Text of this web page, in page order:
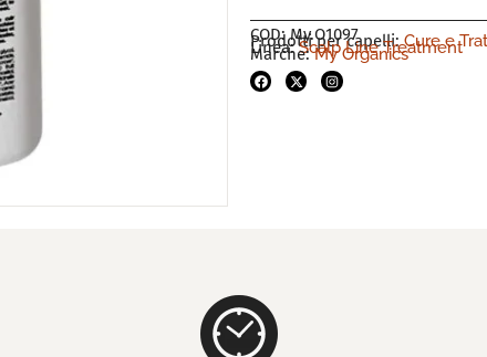
COD: My.O1097
Prodotti per capelli:Cure e
Linea:Scalp Line Treatment
Marche:My Organics